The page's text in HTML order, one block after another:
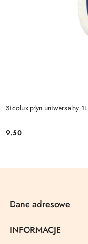
Sidolux płyn uniwersalny 1L
Cena:
9.50
Dane adresowe
INFORMACJE